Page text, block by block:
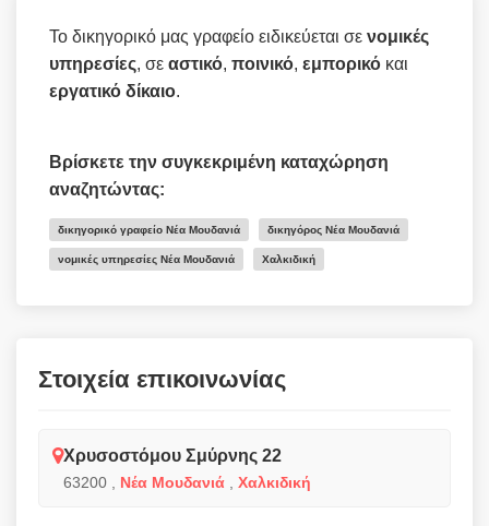
Το δικηγορικό μας γραφείο ειδικεύεται σε νομικές
υπηρεσίες, σε αστικό, ποινικό, εμπορικό και
εργατικό δίκαιο.
Βρίσκετε την συγκεκριμένη καταχώρηση
αναζητώντας:
δικηγορικό γραφείο Νέα Μουδανιά δικηγόρος Νέα Μουδανιά
νομικές υπηρεσίες Νέα Μουδανιά Χαλκιδική
Στοιχεία επικοινωνίας
Χρυσοστόμου Σμύρνης 22
63200 Νέα Μουδανιά Χαλκιδική